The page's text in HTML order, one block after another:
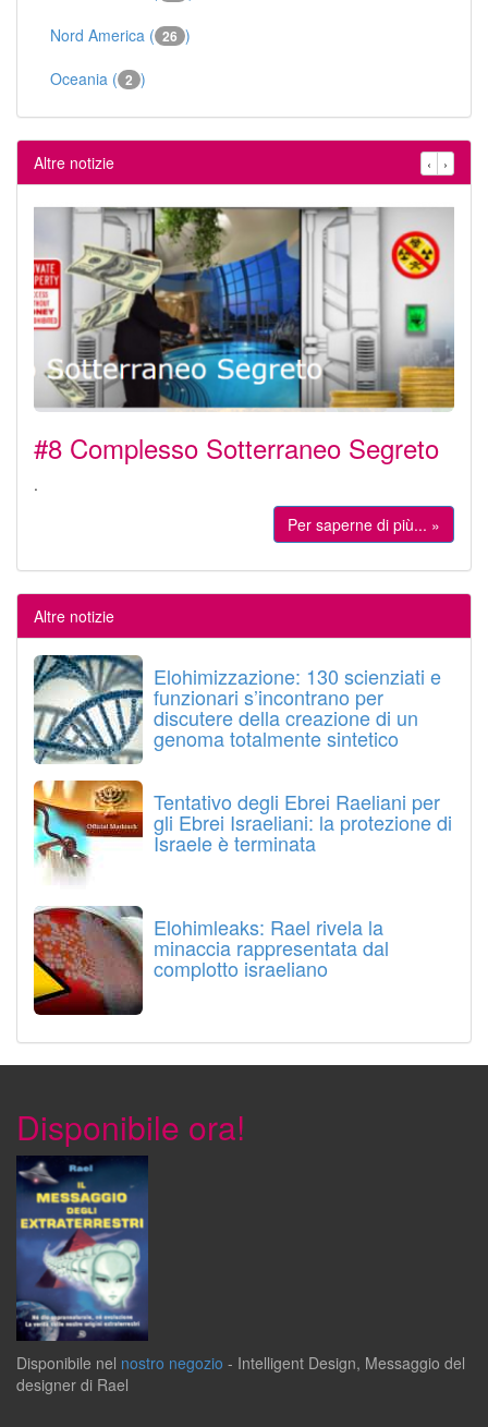
Nord America ( 26 )
Oceania ( 2 )
Altre notizie ‹ ›
#8 Complesso Sotterraneo Segreto
.
Per saperne di più... »
Altre notizie
Elohimizzazione: 130 scienziati e
funzionari s’incontrano per
discutere della creazione di un
genoma totalmente sintetico
Tentativo degli Ebrei Raeliani per
gli Ebrei Israeliani: la protezione di
Israele è terminata
Elohimleaks: Rael rivela la
minaccia rappresentata dal
complotto israeliano
Disponibile ora!
Disponibile nel nostro negozio - Intelligent Design, Messaggio del
designer di Rael